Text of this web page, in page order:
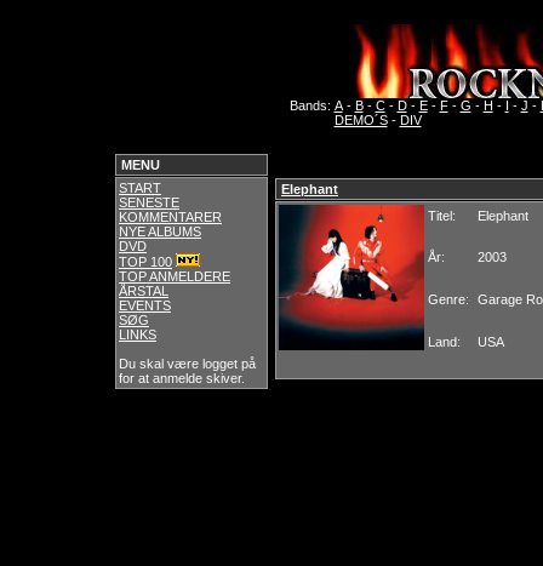
Bands: A- B- C- D- E- F- G - H - I - J -
DEMO´S- DIV
MENU
START
SENESTE
KOMMENTARER
NYE ALBUMS
DVD
TOP 100
TOP ANMELDERE
ÅRSTAL
EVENTS
SØG
LINKS
Du skal være logget på
for at anmelde skiver.
Elephant
Titel:
Elephant
År: 2003
Genre: Garage
Land: USA